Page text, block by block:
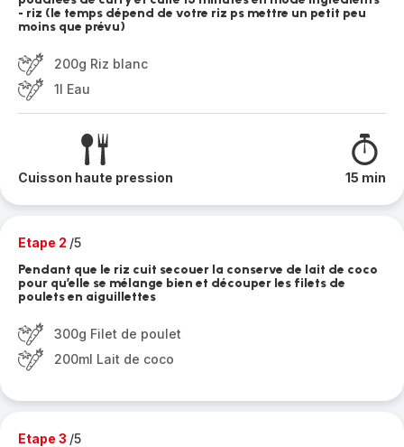
- riz (le temps dépend de votre riz ps mettre un petit peu
moins que prévu)
200g Riz blanc
1l Eau
Cuisson haute pression 15 min
Etape 2 /5
Pendant que le riz cuit secouer la conserve de lait de coco
pour qu’elle se mélange bien et découper les filets de
poulets en aiguillettes
300g Filet de poulet
200ml Lait de coco
Etape 3 /5